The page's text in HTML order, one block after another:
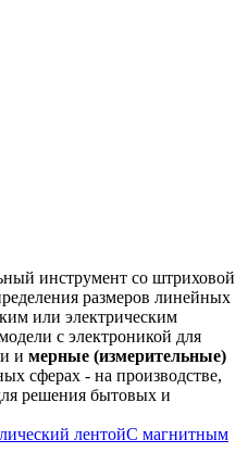
инструмент со штриховой
размеров линейных
или электрическим
с электроникой для
и мерные (измерительные)
сферах - на производстве,
решения бытовых и
лентойС магнитным